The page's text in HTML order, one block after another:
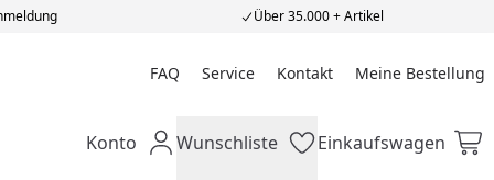
Über 35.000 + Artikel
FAQ Service Kontakt Meine Bestellung
Meine Bestellung
Mein Konto
Konto Wunschliste
Wunschliste Einkaufswagen
Einkaufswagen